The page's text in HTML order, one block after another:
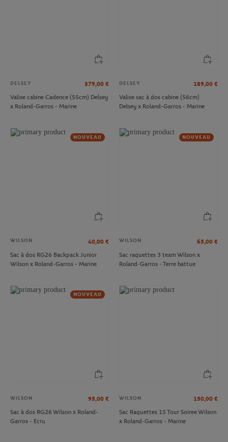
DELSEY 379,00 €
Valise cabine Cadence (55cm) Delsey
x Roland-Garros - Marine
DELSEY 189,00 €
Valise sac à dos cabine (56cm)
Delsey x Roland-Garros - Marine
NOUVEAU
WILSON 40,00 €
Sac à dos RG26 Backpack Junior
Wilson x Roland-Garros - Marine
NOUVEAU
WILSON 65,00 €
Sac raquettes 3 team Wilson x
Roland-Garros - Terre battue
NOUVEAU
WILSON 95,00 €
Sac à dos RG26 Wilson x Roland-
Garros - Ecru
WILSON 150,00 €
Sac Raquettes 15 Tour Soiree Wilson
x Roland-Garros - Marine